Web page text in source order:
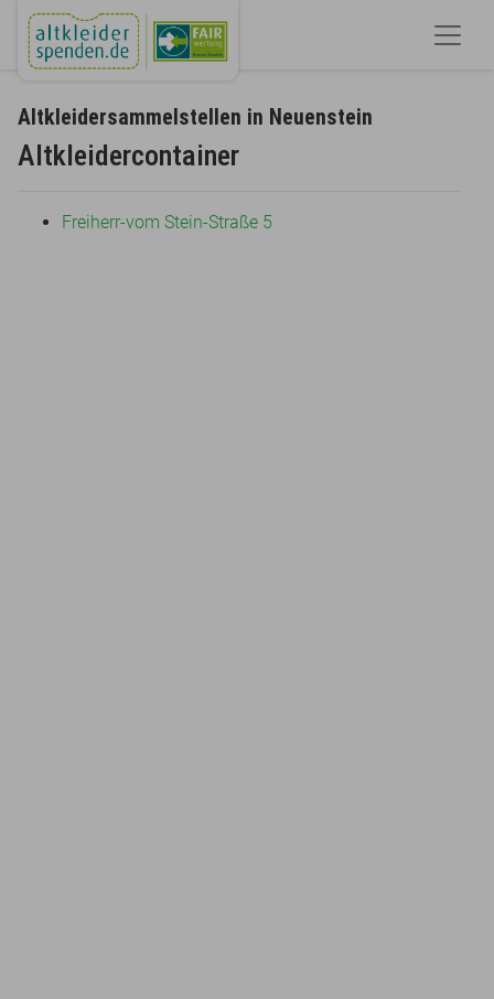
Altkleidersammelstellen in Neuenstein
Altkleidercontainer
Freiherr-vom Stein-Straße 5